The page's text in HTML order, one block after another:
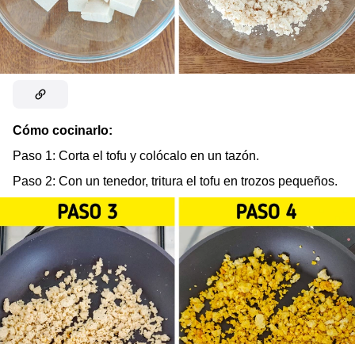
Cómo cocinarlo:
Paso 1: Corta el tofu y colócalo en un tazón.
Paso 2: Con un tenedor, tritura el tofu en trozos pequeños.